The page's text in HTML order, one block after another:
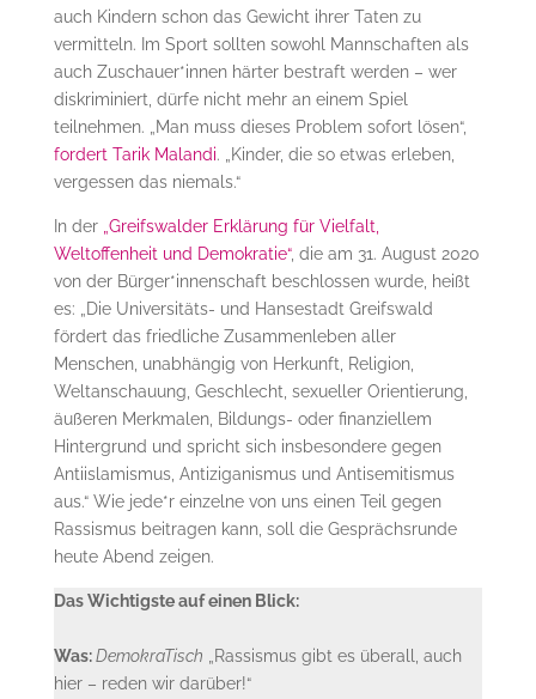
auch Kindern schon das Gewicht ihrer Taten zu
vermitteln. Im Sport sollten sowohl Mannschaften als
auch Zuschauer*innen härter bestraft werden – wer
diskri­miniert, dürfe nicht mehr an einem Spiel
teilnehmen. „Man muss dieses Problem sofort lösen“,
fordert Tarik Malandi. „Kinder, die so etwas erleben,
vergessen das niemals.“
In der „Greifswalder Erklärung für Vielfalt,
Weltoffenheit und Demokratie“, die am 31. August 2020
von der Bürger*innenschaft beschlossen wurde, heißt
es: „Die Universitäts- und Hansestadt Greifswald
fördert das friedliche Zusammenleben aller
Menschen, unabhängig von Herkunft, Religion,
Weltanschauung, Geschlecht, sexueller Orientierung,
äußeren Merkmalen, Bildungs- oder finanziellem
Hintergrund und spricht sich insbesondere gegen
Antiislamismus, Antiziganismus und Antisemitismus
aus.“ Wie jede*r einzelne von uns einen Teil gegen
Rassismus beitragen kann, soll die Gesprächsrunde
heute Abend zeigen.
Das Wichtigste auf einen Blick:
Was:DemokraTisch „Rassismus gibt es überall, auch
hier – reden wir darüber!“